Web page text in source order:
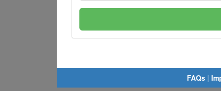
FAQs |